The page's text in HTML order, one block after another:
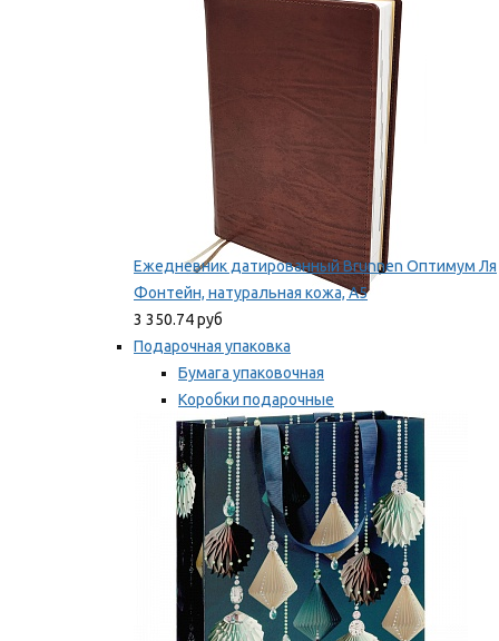
Мы рекомендуем
Ежедневник датированный Brunnen Оптимум Ля
Фонтейн, натуральная кожа, А5
3 350.74 руб
Подарочная упаковка
Бумага упаковочная
Коробки подарочные
Ленты, бобины
Мы рекомендуем